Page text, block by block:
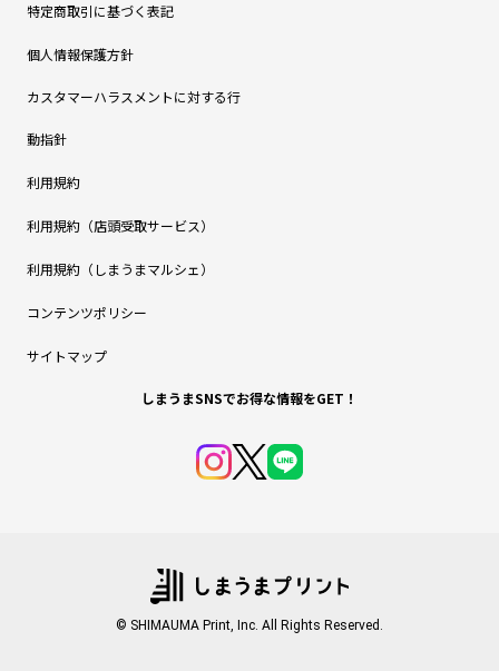
特定商取引に基づく表記
個人情報保護方針
カスタマーハラスメントに対する行
動指針
利用規約
利用規約（店頭受取サービス）
利用規約（しまうまマルシェ）
コンテンツポリシー
サイトマップ
しまうまSNSでお得な情報をGET！
© SHIMAUMA Print, Inc. All Rights Reserved.